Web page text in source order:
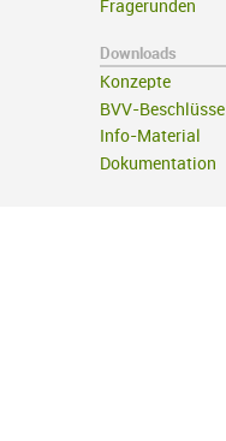
Fragerunden
Downloads
Konzepte
BVV-Beschlüsse
Info-Material
Dokumentation